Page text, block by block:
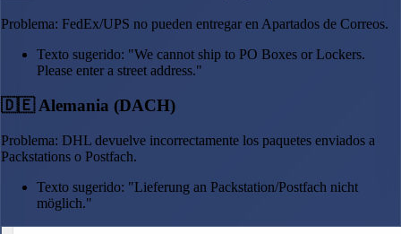
Problema: FedEx/UPS no pueden entregar en Apartados de Correos.
Texto sugerido: "We cannot ship to PO Boxes or Lockers.
Please enter a street address."
🇩🇪 Alemania (DACH)
Problema: DHL devuelve incorrectamente los paquetes enviados a
Packstations o Postfach.
Texto sugerido: "Lieferung an Packstation/Postfach nicht
möglich."